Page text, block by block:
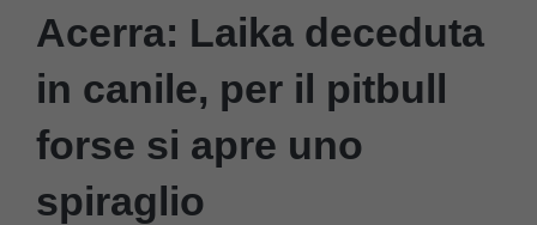
Acerra: Laika deceduta
in canile, per il pitbull
forse si apre uno
spiraglio